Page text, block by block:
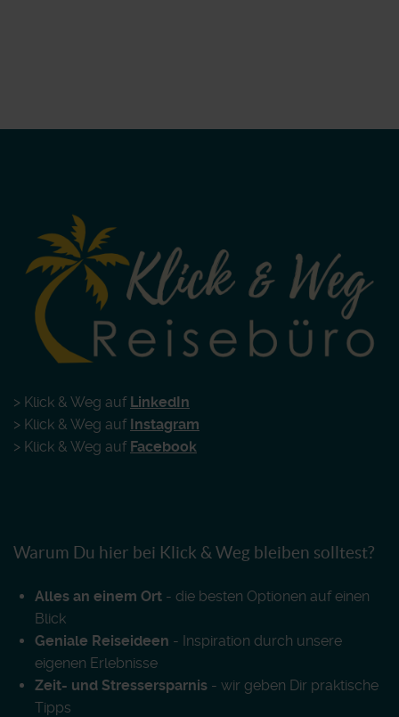
> Klick & Weg auf LinkedIn
> Klick & Weg auf Instagram
> Klick & Weg auf Facebook
Warum Du hier bei Klick & Weg bleiben solltest?
Alles an einem Ort - die besten Optionen auf einen
Blick
Geniale Reiseideen - Inspiration durch unsere
eigenen Erlebnisse
Zeit- und Stressersparnis - wir geben Dir praktische
Tipps